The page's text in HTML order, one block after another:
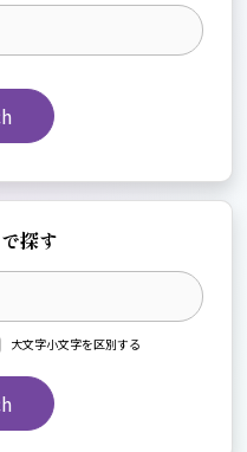
探す
大文字小文字を区別する